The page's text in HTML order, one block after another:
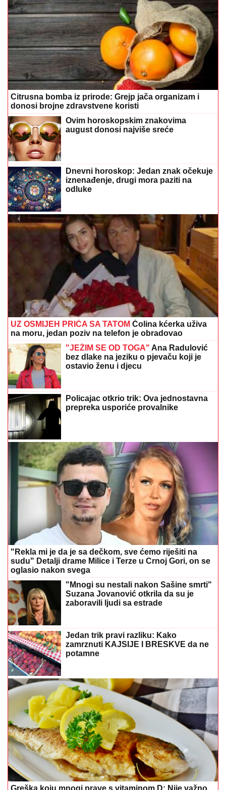
Citrusna bomba iz prirode: Grejp jača organizam i
donosi brojne zdravstvene koristi
Ovim horoskopskim znakovima
august donosi najviše sreće
Dnevni horoskop: Jedan znak očekuje
iznenađenje, drugi mora paziti na
odluke
UZ OSMIJEH PRIČA SA TATOM Čolina kćerka uživa
na moru, jedan poziv na telefon je obradovao
"JEŽIM SE OD TOGA" Ana Radulović
bez dlake na jeziku o pjevaču koji je
ostavio ženu i djecu
Policajac otkrio trik: Ova jednostavna
prepreka usporiće provalnike
"Rekla mi je da je sa dečkom, sve ćemo riješiti na
sudu" Detalji drame Milice i Terze u Crnoj Gori, on se
oglasio nakon svega
"Mnogi su nestali nakon Sašine smrti"
Suzana Jovanović otkrila da su je
zaboravili ljudi sa estrade
Jedan trik pravi razliku: Kako
zamrznuti KAJSIJE I BRESKVE da ne
potamne